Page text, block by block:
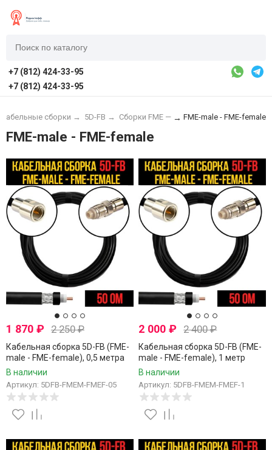
+7 (812) 424-33-95
+7 (812) 424-33-95
Кабельные сборки → 5D-FB → Сборки FME — → FME-male - FME-female
FME-male - FME-female
1 870 ₽ 2 250₽
Кабельная сборка 5D-FB (FME-
male - FME-female), 0,5 метра
В наличии
Артикул: 5DFB-FMEM-FMEF-05
2 000₽ 2 400₽
Кабельная сборка 5D-FB (FME-
male - FME-female), 1 метр
В наличии
Артикул: 5DFB-FMEM-FMEF-1